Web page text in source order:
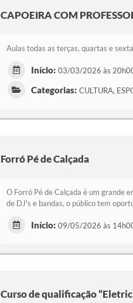
CAPOEIRA COM
Aulas todas as terças, quartas e
Início: 03/03/2026 às
Categorias: CULTURA,
Forró Pé de Calçada
O Forró Pé de Calçada é um grande
de DJ's e bandas, o público tem
Início: 09/05/2026 às
Curso de qualificação